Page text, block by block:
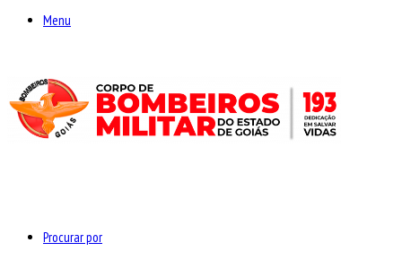
Menu
Procurar por